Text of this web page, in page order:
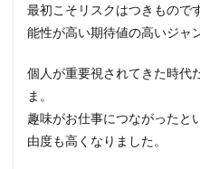
最初こそリスクはつきもので
能性が高い期待値の高いジャ
個人が重要視されてきた時代
ま。
趣味がお仕事につながったと
由度も高くなりました。